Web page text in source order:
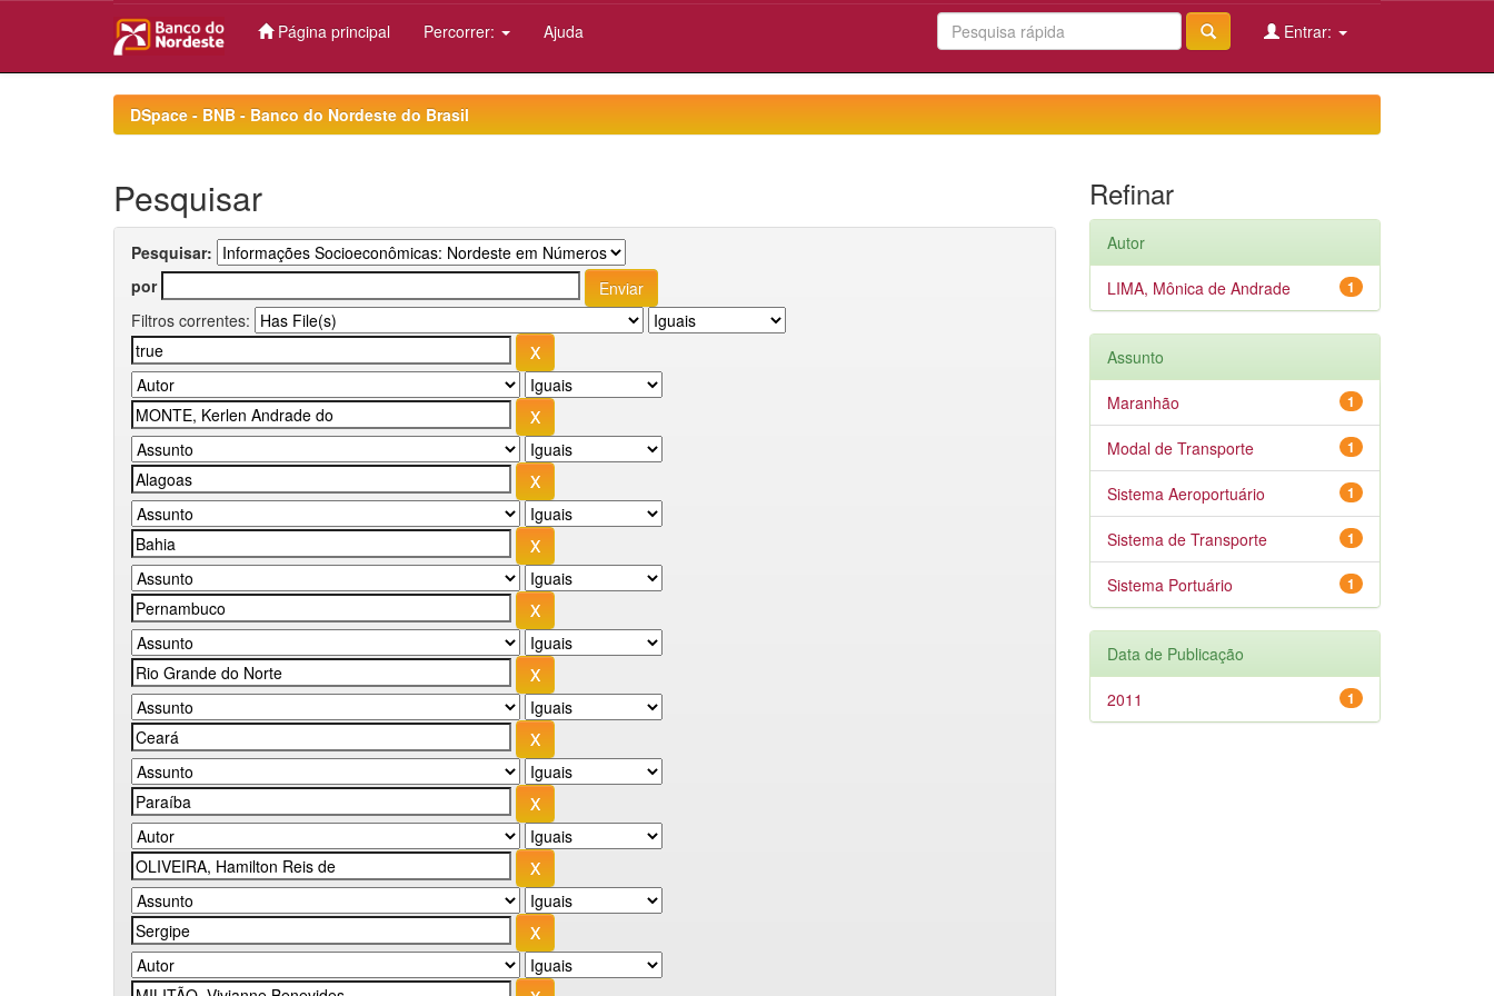
Página principal Percorrer: Ajuda Entrar:
DSpace - BNB - Banco do Nordeste do Brasil
Pesquisar
Pesquisar:
por
Filtros correntes:
Refinar
Autor
1
LIMA, Mônica de Andrade
Assunto
1
Maranhão
1
Modal de Transporte
1
Sistema Aeroportuário
1
Sistema de Transporte
1
Sistema Portuário
Data de Publicação
1
2011